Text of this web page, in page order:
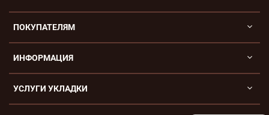
ПОКУПАТЕЛЯМ
ИНФОРМАЦИЯ
УСЛУГИ УКЛАДКИ